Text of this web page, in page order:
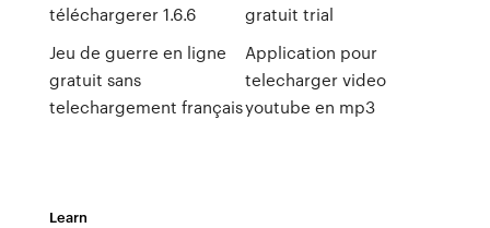
téléchargerer 1.6.6
Jeu de guerre en ligne
gratuit sans
telechargement français
gratuit trial
Application pour
telecharger video
youtube en mp3
Learn